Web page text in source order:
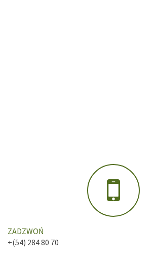
ZADZWOŃ
+(54) 284 80 70